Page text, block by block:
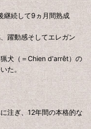
継続して9ヵ月間熟成
躍動感そしてエレガン
犬（＝Chien d'arrêt）の
た。
注ぎ、12年間の本格的な